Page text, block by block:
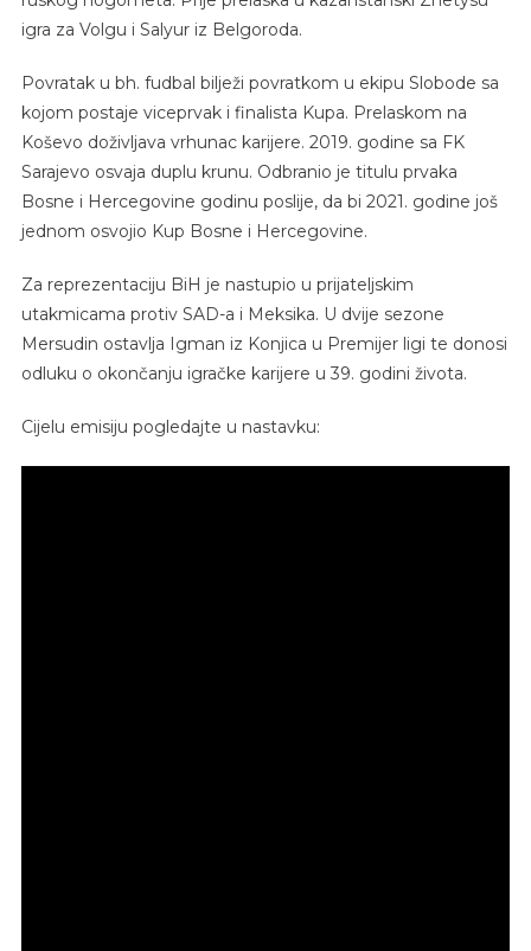
igra za Volgu i Salyur iz Belgoroda.
Povratak u bh. fudbal bilježi povratkom u ekipu Slobode sa
kojom postaje viceprvak i finalista Kupa. Prelaskom na
Koševo doživljava vrhunac karijere. 2019. godine sa FK
Sarajevo osvaja duplu krunu. Odbranio je titulu prvaka
Bosne i Hercegovine godinu poslije, da bi 2021. godine još
jednom osvojio Kup Bosne i Hercegovine.
Za reprezentaciju BiH je nastupio u prijateljskim
utakmicama protiv SAD-a i Meksika. U dvije sezone
Mersudin ostavlja Igman iz Konjica u Premijer ligi te donosi
odluku o okončanju igračke karijere u 39. godini života.
Cijelu emisiju pogledajte u nastavku: